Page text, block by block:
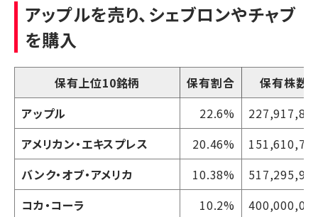
アップルを売り、シェブロンやチャブ
を購入
保有上位10銘柄 保有割合
保有株数
アップル
22.6%
アメリカン・エキスプレス
20.46%
バンク・オブ・アメリカ
10.38%
コカ・コーラ
10.2%